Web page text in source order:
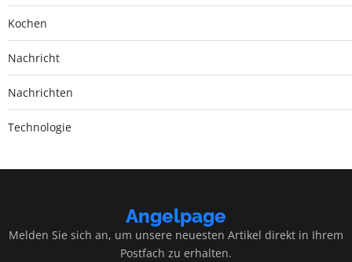
Kochen
Nachricht
Nachrichten
Technologie
Angelpage
Melden Sie sich an, um unsere neuesten Artikel direkt in Ihrem
Postfach zu erhalten.